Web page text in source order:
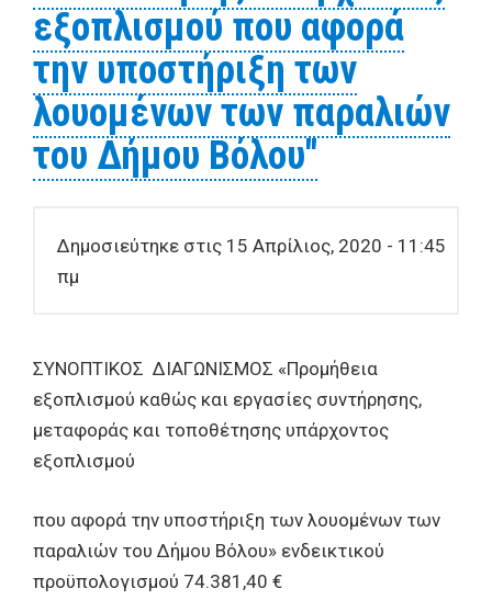
εξοπλισμού που αφορά
την υποστήριξη των
λουομένων των παραλιών
του Δήμου Βόλου"
Δημοσιεύτηκε στις 15 Απρίλιος, 2020 - 11:45
πμ
ΣΥΝΟΠΤΙΚΟΣ ΔΙΑΓΩΝΙΣΜΟΣ «Προμήθεια
εξοπλισμού καθώς και εργασίες συντήρησης,
μεταφοράς και τοποθέτησης υπάρχοντος
εξοπλισμού
που αφορά την υποστήριξη των λουομένων των
παραλιών του Δήμου Βόλου» ενδεικτικού
προϋπολογισμού 74.381,40 €